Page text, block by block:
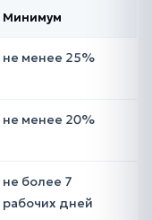
Минимум
не менее 25%
не менее 20%
не более 7
рабочих дней